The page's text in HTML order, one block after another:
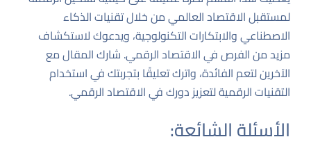
لمستقبل الاقتصاد العالمي من خلال تقنيات الذكاء
الاصطناعي والابتكارات التكنولوجية، ويدعوك لاستكشاف
مزيد من الفرص في الاقتصاد الرقمي. شارك المقال مع
الآخرين لتعم الفائدة، واترك تعليقًا بتجربتك في استخدام
التقنيات الرقمية لتعزيز دورك في الاقتصاد الرقمي.
الأسئلة الشائعة: